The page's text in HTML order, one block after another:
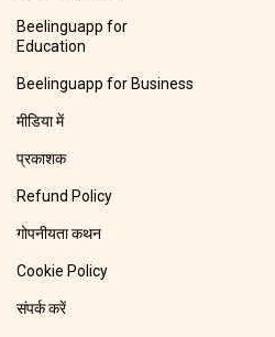
Beelinguapp for
Education
Beelinguapp for Business
मीडिया में
प्रकाशक
Refund Policy
गोपनीयता कथन
Cookie Policy
संपर्क करें